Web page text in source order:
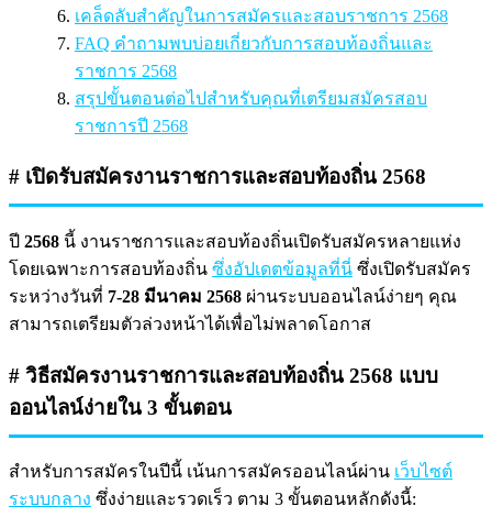
เคล็ดลับสำคัญในการสมัครและสอบราชการ 2568
FAQ คำถามพบบ่อยเกี่ยวกับการสอบท้องถิ่นและ
ราชการ 2568
สรุปขั้นตอนต่อไปสำหรับคุณที่เตรียมสมัครสอบ
ราชการปี 2568
# เปิดรับสมัครงานราชการและสอบท้องถิ่น 2568
ปี 2568 นี้ งานราชการและสอบท้องถิ่นเปิดรับสมัครหลายแห่ง
โดยเฉพาะการสอบท้องถิ่น ซึ่งอัปเดตข้อมูลที่นี่ ซึ่งเปิดรับสมัคร
ระหว่างวันที่ 7-28 มีนาคม 2568 ผ่านระบบออนไลน์ง่ายๆ คุณ
สามารถเตรียมตัวล่วงหน้าได้เพื่อไม่พลาดโอกาส
# วิธีสมัครงานราชการและสอบท้องถิ่น 2568 แบบ
ออนไลน์ง่ายใน 3 ขั้นตอน
สำหรับการสมัครในปีนี้ เน้นการสมัครออนไลน์ผ่าน เว็บไซต์
ระบบกลาง ซึ่งง่ายและรวดเร็ว ตาม 3 ขั้นตอนหลักดังนี้: